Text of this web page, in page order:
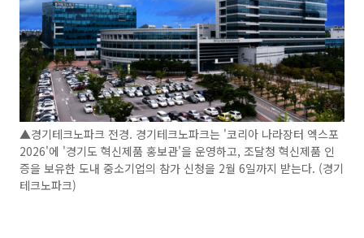
▲경기테크노파크 전경. 경기테크노파크는 '코리아 나라장터 엑스포
2026'에 '경기도 혁신제품 홍보관'을 운영하고, 조달청 혁신제품 인
증을 보유한 도내 중소기업의 참가 신청을 2월 6일까지 받는다. (경기
테크노파크)